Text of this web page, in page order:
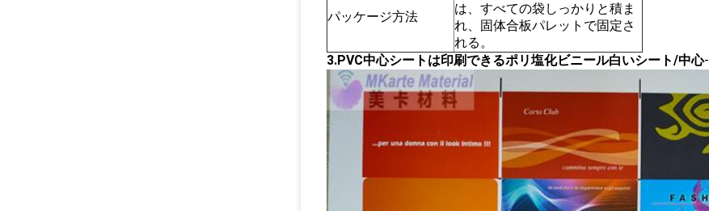
パッケージ方法
は、すべての袋しっかりと積ま
れ、固体合板パレットで固定さ
れる。
3.PVC中心シートは印刷できるポリ塩化ビニール白いシート/中心-